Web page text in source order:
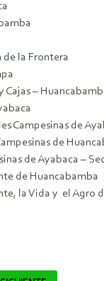
la Frontera
Cajas –
Campesinas de
de
de Ayabaca –
de Huancabamba
la Vida y el Agro